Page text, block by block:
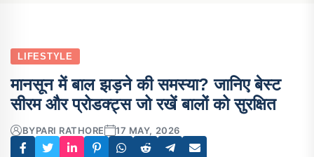
LIFESTYLE
मानसून में बाल झड़ने की समस्या? जानिए बेस्ट
सीरम और प्रोडक्ट्स जो रखें बालों को सुरक्षित
BYPARI RATHORE 17 MAY, 2026